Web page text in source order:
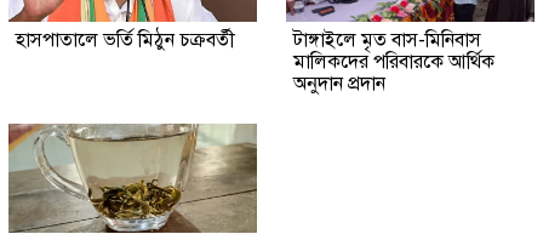
হাসপাতালে ভর্তি মিঠুন চক্রবর্তী
টাঙ্গাইলে মৃত বাস-মিনিবাস
মালিকদের পরিবারকে আর্থিক
অনুদান প্রদান